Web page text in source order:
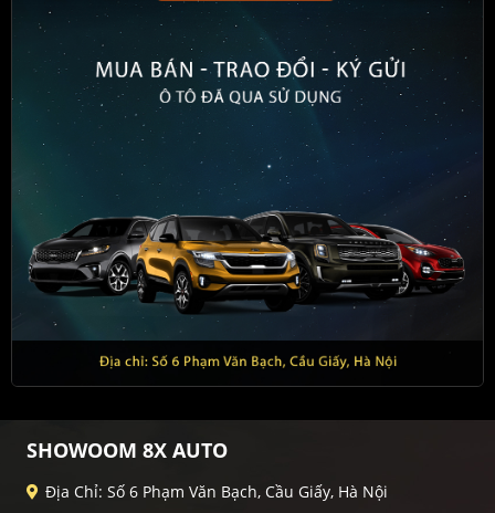
SHOWOOM 8X AUTO
Địa Chỉ: Số 6 Phạm Văn Bạch, Cầu Giấy, Hà Nội